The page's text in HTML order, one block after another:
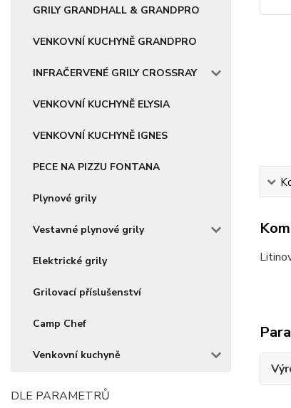
GRILY GRANDHALL & GRANDPRO
VENKOVNÍ KUCHYNĚ GRANDPRO
INFRAČERVENÉ GRILY CROSSRAY
VENKOVNÍ KUCHYNĚ ELYSIA
VENKOVNÍ KUCHYNĚ IGNES
PECE NA PIZZU FONTANA
Plynové grily
Vestavné plynové grily
Elektrické grily
Grilovací příslušenství
Camp Chef
Venkovní kuchyně
DLE PARAMETRŮ